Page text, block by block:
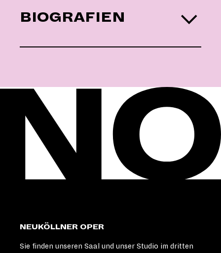
BIOGRAFIEN
MARIE KILG | TEXT
FABIAN GERHARDT | REGIE /
TEXT­FASSUNG
NEUKÖLLNER OPER
Sie finden unseren Saal und unser Studio im dritten